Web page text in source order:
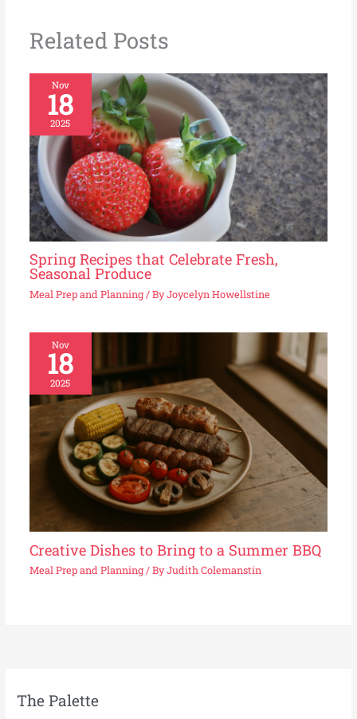
Related Posts
Nov
18
2025
Spring Recipes that Celebrate Fresh,
Seasonal Produce
Meal Prep and Planning/ ByJoycelyn Howellstine
Nov
18
2025
Creative Dishes to Bring to a Summer BBQ
Meal Prep and Planning/ ByJudith Colemanstin
The Palette